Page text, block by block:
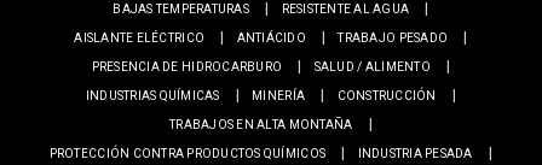
BAJAS TEMPERATURAS
RESISTENTE AL AGUA
AISLANTE ELÉCTRICO
ANTIÁCIDO
TRABAJO PESADO
PRESENCIA DE HIDROCARBURO
SALUD / ALIMENTO
INDUSTRIAS QUÍMICAS
MINERÍA
CONSTRUCCIÓN
TRABAJOS EN ALTA MONTAÑA
PROTECCIÓN CONTRA PRODUCTOS QUÍMICOS
INDUSTRIA PESADA